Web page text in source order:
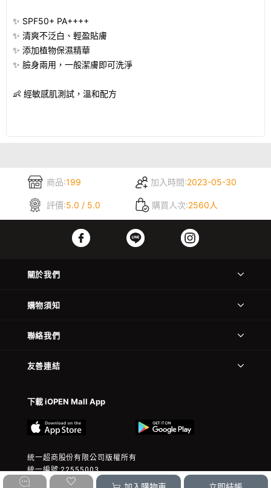
✨ SPF50+ PA++++
✨ 清爽不泛白、輕盈貼膚
✨ 添加植物保濕精華
✨ 臉身兩用，一般潔膚即可洗淨
👶 經敏感肌測試，溫和配方
商品:199 加入時間:2023-05-30
評價:5.0 / 5.0 購買人次:2560人
關於我們
購物須知
聯絡我們
友善連結
下載 iOPEN Mall App
統一超商股份有限公司版權所有
統一編號:22555003
© 2023 President Chain Store Corp. All rights reserved.